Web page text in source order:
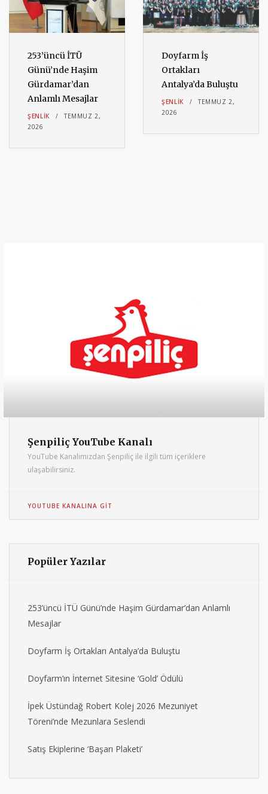
253’üncü İTÜ
Günü’nde Haşim
Gürdamar’dan
Anlamlı Mesajlar
ŞENLIK
TEMMUZ 2,
2026
Doyfarm İş
Ortakları
Antalya’da Buluştu
ŞENLIK
TEMMUZ 2,
2026
Şenpiliç YouTube Kanalı
YouTube Kanalımızdan Şenpiliç ile ilgili tüm içeriklere
ulaşabilirsiniz.
YOUTUBE KANALINA GIT
Popüler Yazılar
253’üncü İTÜ Günü’nde Haşim Gürdamar’dan Anlamlı
Mesajlar
Doyfarm İş Ortakları Antalya’da Buluştu
Doyfarm’ın İnternet Sitesine ‘Gold’ Ödülü
İpek Üstündağ Robert Kolej 2026 Mezuniyet
Töreni’nde Mezunlara Seslendi
Satış Ekiplerine ‘Başarı Plaketi’